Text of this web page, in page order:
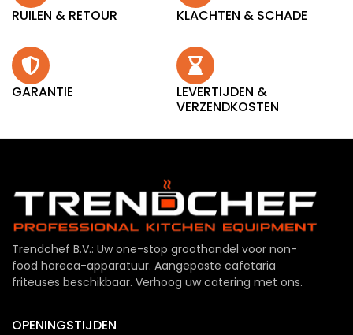
RUILEN & RETOUR KLACHTEN & SCHADE
GARANTIE
LEVERTIJDEN &
VERZENDKOSTEN
Trendchef B.V.: Uw one-stop groothandel voor non-
food horeca-apparatuur. Aangepaste cafetaria
friteuses beschikbaar. Verhoog uw catering met ons.
OPENINGSTIJDEN